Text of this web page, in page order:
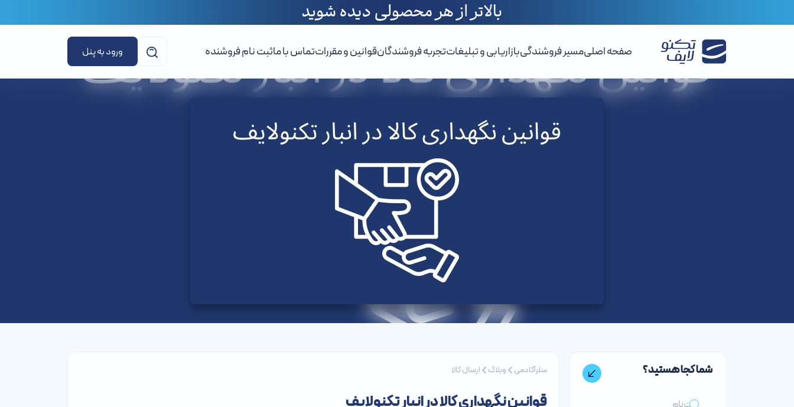
صفحه اصلیمسیر فروشندگیبازاریابی و تبلیغاتتجربه فروشندگانقوانین و مقرراتتماس با ماثبت نام فروشنده ورود به پنل
سلرآکادمی وبلاگ ارسال کالا
قوانین نگهداری کالا در انبار تکنولایف
شما کجا هستید؟